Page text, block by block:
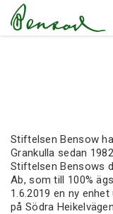
Stiftelsen Bensow
Grankulla sedan
Stiftelsen Bensows
Ab, som till 100%
1.6.2019 en ny
på Södra